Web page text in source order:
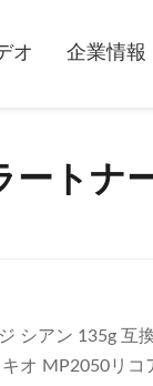
オ 企業情報
ートナ
シアン 135g
オ MP2050リ